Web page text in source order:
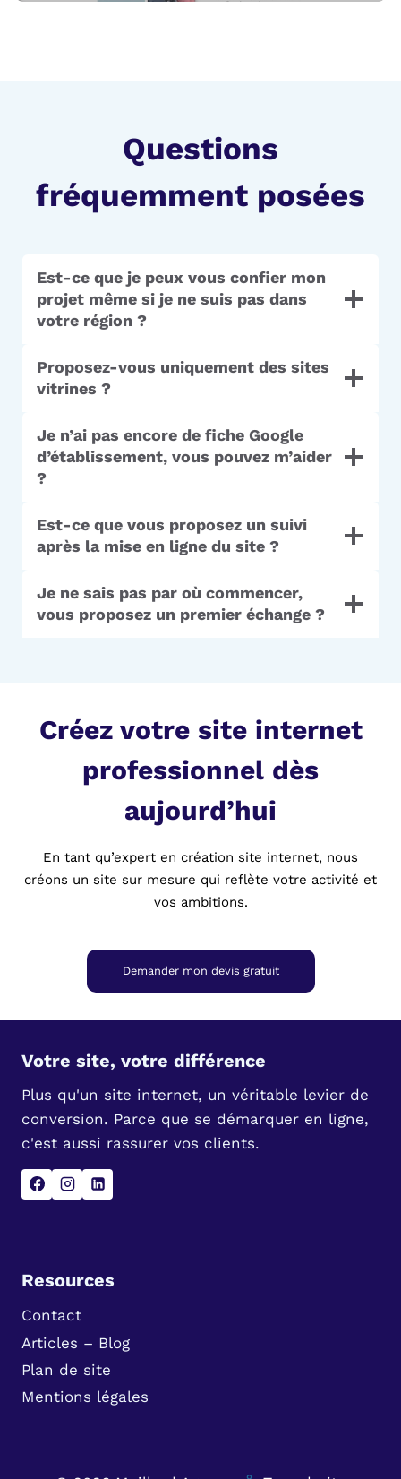
Questions
fréquemment posées
Est-ce que je peux vous confier mon
projet même si je ne suis pas dans
votre région ?
Proposez-vous uniquement des sites
vitrines ?
Je n’ai pas encore de fiche Google
d’établissement, vous pouvez m’aider
?
Est-ce que vous proposez un suivi
après la mise en ligne du site ?
Je ne sais pas par où commencer,
vous proposez un premier échange ?
Créez votre site internet
professionnel dès
aujourd’hui
En tant qu’expert en création site internet, nous
créons un site sur mesure qui reflète votre activité et
vos ambitions.
Demander mon devis gratuit
Votre site, votre différence
Plus qu'un site internet, un véritable levier de
conversion. Parce que se démarquer en ligne,
c'est aussi rassurer vos clients.
Resources
Contact
Articles – Blog
Plan de site
Mentions légales